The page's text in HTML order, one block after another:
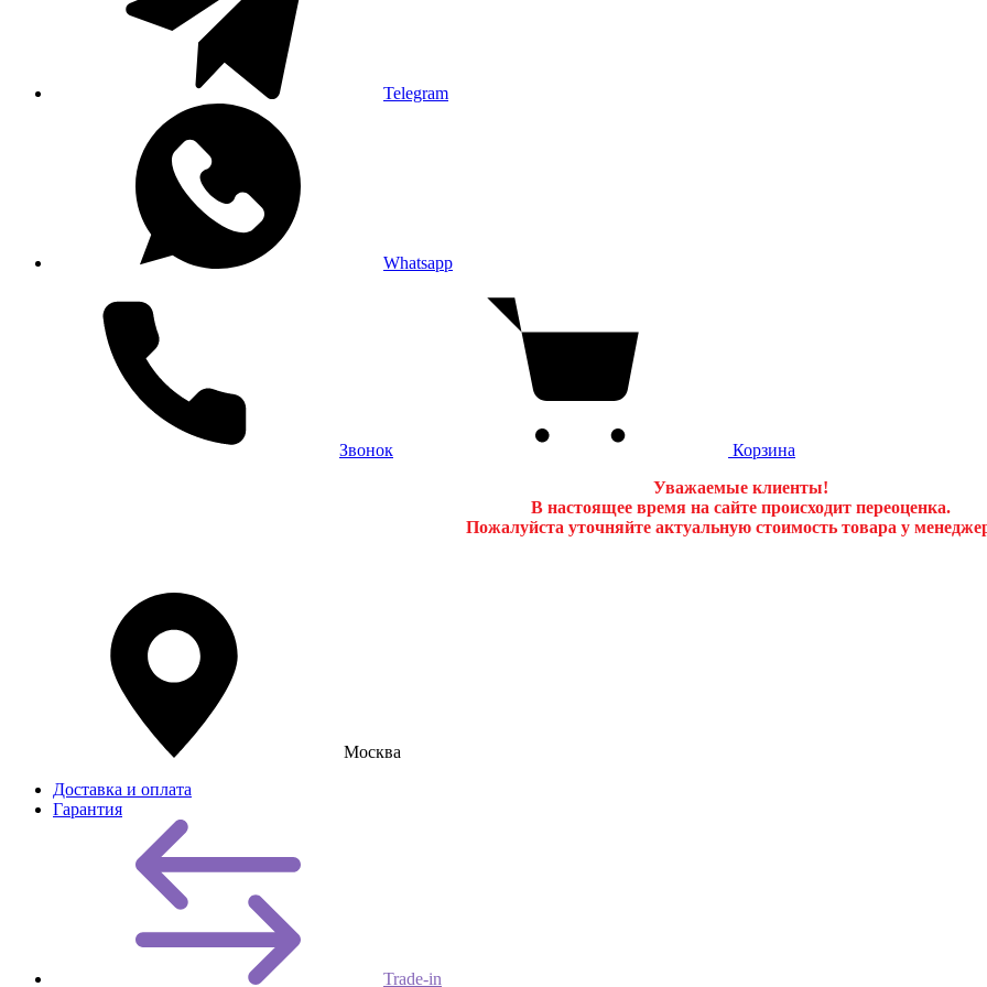
Telegram
Whatsapp
Звонок
Корзина
Уважаемые клиенты!
В настоящее время на сайте происходит переоценка.
Пожалуйста уточняйте актуальную стоимость товара у
Москва
Доставка и оплата
Гарантия
Trade-in